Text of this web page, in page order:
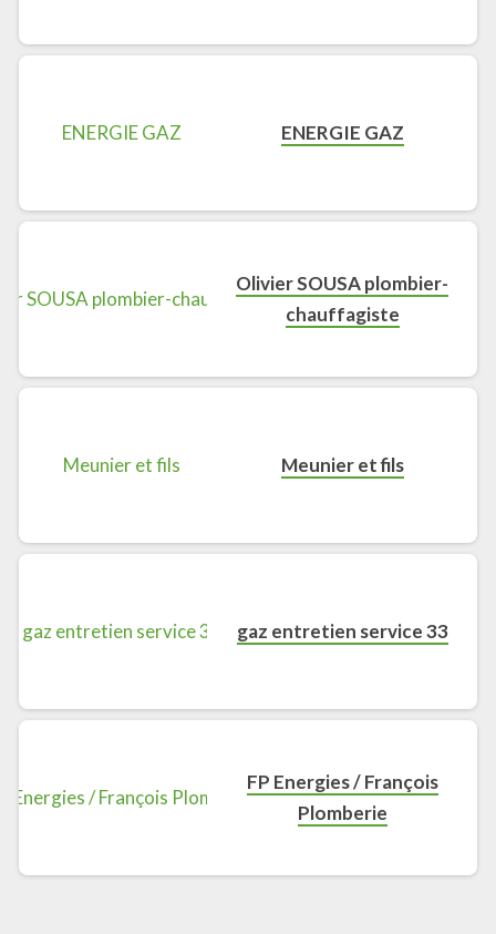
ENERGIE GAZ
Olivier SOUSA plombier-
chauffagiste
Meunier et fils
gaz entretien service 33
FP Energies / François
Plomberie